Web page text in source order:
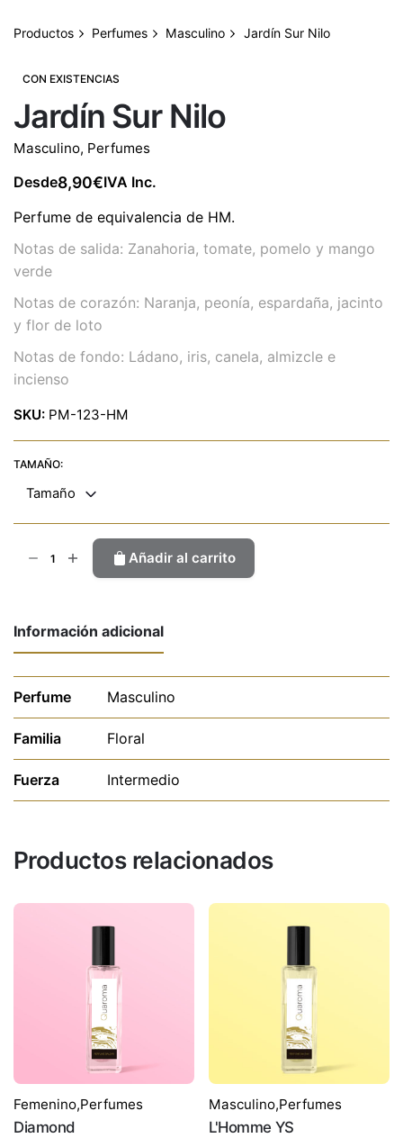
Productos Perfumes Masculino Jardín Sur Nilo
CON EXISTENCIAS
Jardín Sur Nilo
Masculino, Perfumes
Desde8,90€IVA Inc.
Perfume de equivalencia de HM.
Notas de salida: Zanahoria, tomate, pomelo y mango
verde
Notas de corazón: Naranja, peonía, espardaña, jacinto
y flor de loto
Notas de fondo: Ládano, iris, canela, almizcle e
incienso
SKU: PM-123-HM
TAMAÑO:
Tamaño
Añadir al carrito
Información adicional
Perfume Masculino
Familia Floral
Fuerza Intermedio
Productos relacionados
Femenino,Perfumes
Diamond
Masculino,Perfumes
L'Homme YS